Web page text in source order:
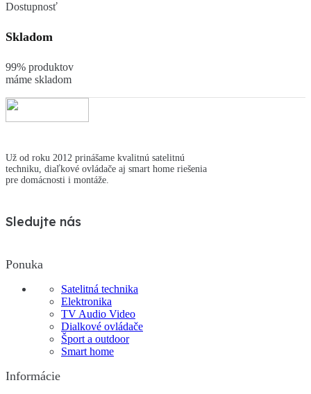
Dostupnosť
Skladom
99% produktov
máme skladom
Už od roku 2012 prinášame kvalitnú satelitnú
techniku, diaľkové ovládače aj smart home riešenia
pre domácnosti i montáže.
Sledujte nás
Ponuka
Satelitná technika
Elektronika
TV Audio Video
Dialkové ovládače
Šport a outdoor
Smart home
Informácie